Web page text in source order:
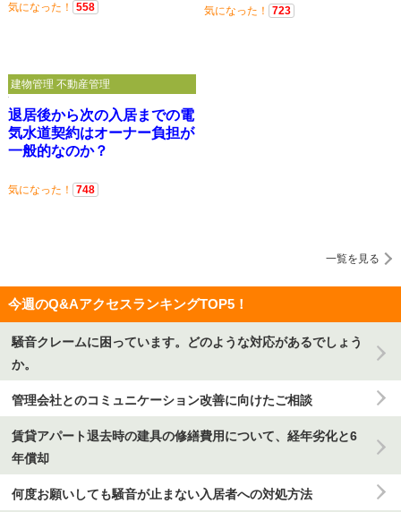
気になった！ 558 気になった！ 723
退居後から次の入居までの電
気水道契約はオーナー負担が
一般的なのか？
気になった！ 748
建物管理 不動産管理
一覧を見る
今週のQ&AアクセスランキングTOP5！
騒音クレームに困っています。どのような対応があるでしょう
か。
管理会社とのコミュニケーション改善に向けたご相談
賃貸アパート退去時の建具の修繕費用について、経年劣化と6
年償却
何度お願いしても騒音が止まない入居者への対処方法